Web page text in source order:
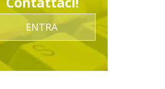
ENTRA